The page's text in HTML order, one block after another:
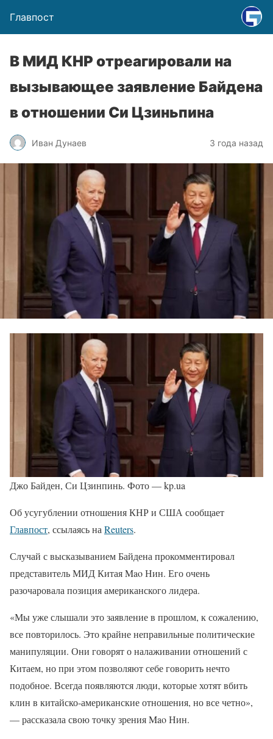
Главпост
В МИД КНР отреагировали на
вызывающее заявление Байдена
в отношении Си Цзиньпина
Иван Дунаев 3 года назад
Джо Байден, Си Цзинпинь. Фото — kp.ua
Об усугублении отношения КНР и США сообщает
Главпост, ссылаясь наReuters.
Случай с высказыванием Байдена прокомментировал
представитель МИД Китая Mao Нин. Его очень
разочаровала позиция американского лидера.
«Мы уже слышали это заявление в прошлом, к сожалению,
все повторилось. Это крайне неправильные политические
манипуляции. Они говорят о налаживании отношений с
Китаем, но при этом позволяют себе говорить нечто
подобное. Всегда появляются люди, которые хотят вбить
клин в китайско-американские отношения, но все четно»,
— рассказала свою точку зрения Mao Нин.